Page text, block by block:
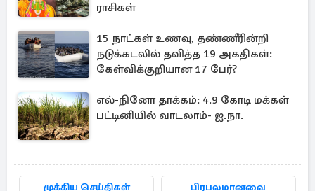
ராசிகள்
15 நாட்கள் உணவு, தண்ணீரின்றி
நடுக்கடலில் தவித்த 19 அகதிகள்:
கேள்விக்குறியான 17 பேர்?
எல்-நினோ தாக்கம்: 4.9 கோடி மக்கள்
பட்டினியில் வாடலாம்- ஐ.நா.
முக்கிய செய்திகள் பிரபலமானவை